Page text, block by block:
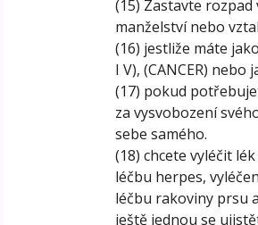
(15) Zastavte rozpad
manželství nebo
(16) jestliže máte
I V), (CANCER) nebo
(17) pokud
za vysvobození
sebe samého.
(18) chcete vyléčit
léčbu herpes,
léčbu rakoviny prsu
ještě jednou se